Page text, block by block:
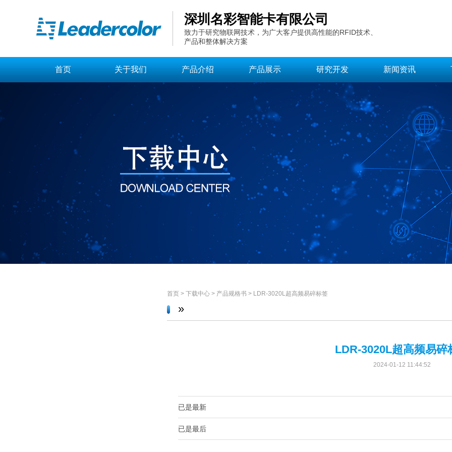
深圳名彩智能卡有限公司
致力于研究物联网技术，为广大客户提供高性能的RFID技术、
产品和整体解决方案
首页 关于我们 产品介绍 产品展示 研究开发 新闻资讯
首页 >下载中心 > 产品规格书 > LDR-3020L超高频易碎标签
»
LDR-3020L超高频易碎
2024-01-12 11:44:52
已是最新
已是最后